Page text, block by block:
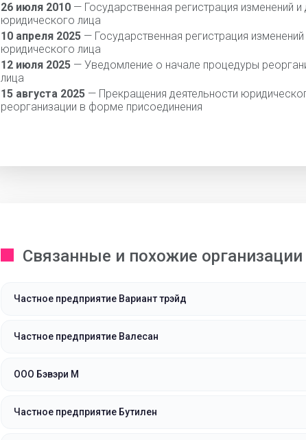
26 июля 2010— Государственная регистрация изменений и
юридического лица
10 апреля 2025— Государственная регистрация изменений
юридического лица
12 июля 2025— Уведомление о начале процедуры
лица
15 августа 2025— Прекращения деятельности
реорганизации в форме присоединения
Связанные и похожие организации
Частное предприятие Вариант трэйд
Частное предприятие Валесан
ООО Бэвэри М
Частное предприятие Бутилен